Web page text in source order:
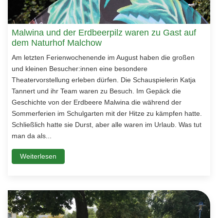
Malwina und der Erdbeerpilz waren zu Gast auf
dem Naturhof Malchow
Am letzten Ferienwochenende im August haben die großen
und kleinen Besucher:innen eine besondere
Theatervorstellung erleben dürfen. Die Schauspielerin Katja
Tannert und ihr Team waren zu Besuch. Im Gepäck die
Geschichte von der Erdbeere Malwina die während der
Sommerferien im Schulgarten mit der Hitze zu kämpfen hatte.
Schließlich hatte sie Durst, aber alle waren im Urlaub. Was tut
man da als...
Weiterlesen